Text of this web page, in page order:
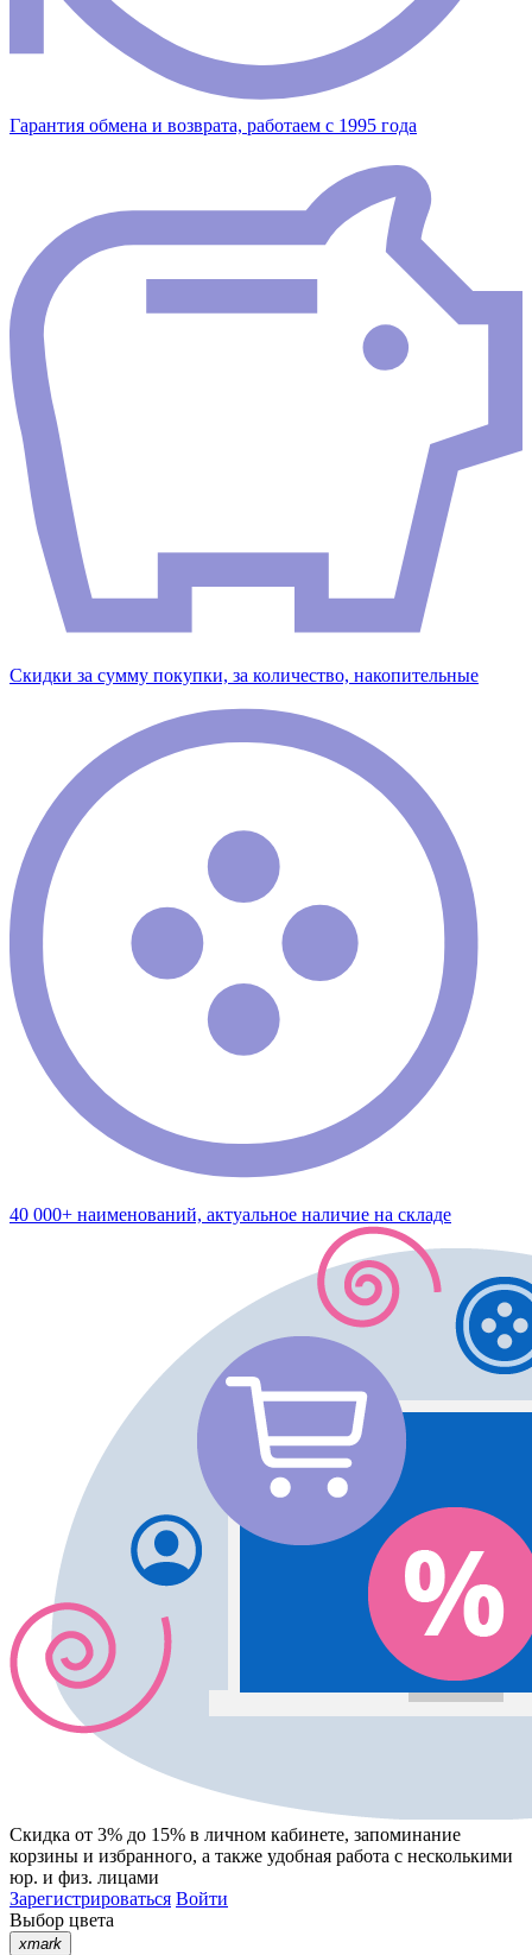
Гарантия обмена и возврата, работаем с 1995 года
Скидки за сумму покупки, за количество, накопительные
40 000+ наименований, актуальное наличие на складе
Скидка от 3% до 15% в личном кабинете, запоминание
корзины и избранного, а также удобная работа с несколькими
юр. и физ. лицами
Зарегистрироваться Войти
Выбор цвета
xmark